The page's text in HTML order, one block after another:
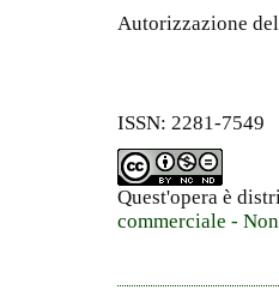
Autorizzazione
ISSN: 2281-7549
Quest'opera è
commerciale -